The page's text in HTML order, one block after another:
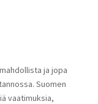
ja jopa
Suomen
vaatimuksia,